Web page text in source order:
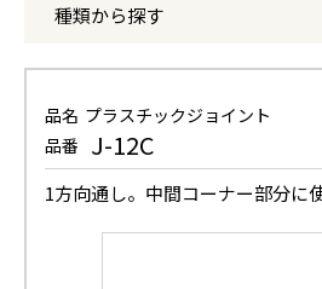
種類から探す
品名 プラスチックジョイント
品番 J-12C
1方向通し。中間コーナー部分に